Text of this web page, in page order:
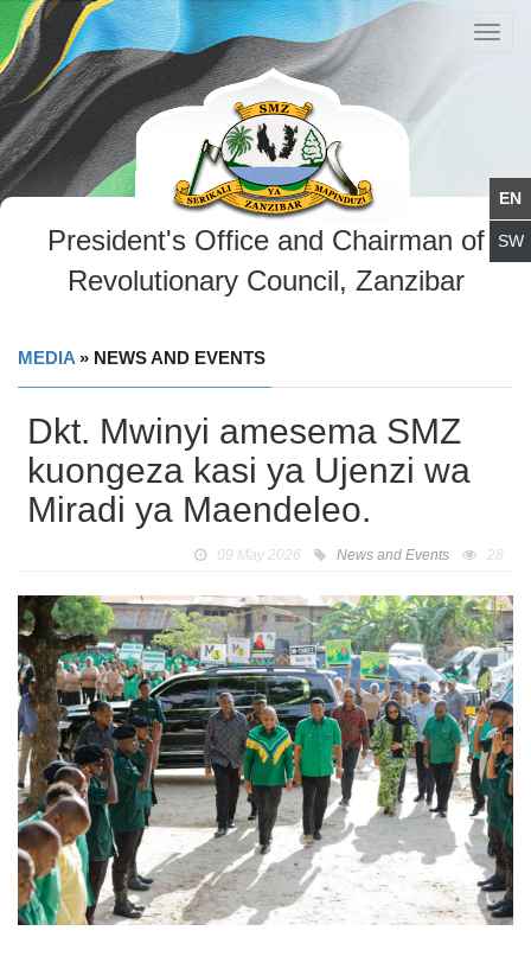
President's Office and Chairman of
Revolutionary Council, Zanzibar
MEDIA » NEWS AND EVENTS
Dkt. Mwinyi amesema SMZ
kuongeza kasi ya Ujenzi wa
Miradi ya Maendeleo.
09 May 2026 News and Events 28